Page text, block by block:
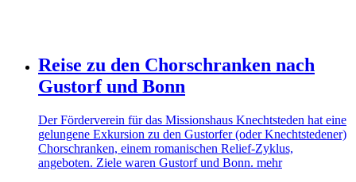
Reise zu den Chorschranken nach
Gustorf und Bonn
Der Förderverein für das Missionshaus Knechtsteden hat eine
gelungene Exkursion zu den Gustorfer (oder Knechtstedener)
Chorschranken, einem romanischen Relief-Zyklus,
angeboten. Ziele waren Gustorf und Bonn. mehr